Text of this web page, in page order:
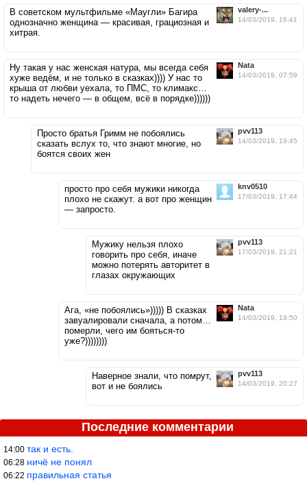
valery-...
14/03/2019, 16:41
В советском мультфильме «Маугли» Багира
однозначно женщина — красивая, грациозная и
хитрая.
Nata
14/03/2019, 07:59
Ну такая у нас женская натура, мы всегда себя
хуже ведём, и не только в сказках)))) У нас то
крыша от любви уехала, то ПМС, то климакс…
то надеть нечего — в общем, всё в порядке))))))
pvv113
14/03/2019, 19:45
Просто братья Гримм не побоялись
сказать вслух то, что знают многие, но
боятся своих жен
knv0510
17/03/2019, 17:44
просто про себя мужики никогда
плохо не скажут. а вот про женщин
— запросто.
pvv113
17/03/2019, 21:21
Мужику нельзя плохо
говорить про себя, иначе
можно потерять авторитет в
глазах окружающих
Nata
14/03/2019, 19:50
Ага, «не побоялись»))))) В сказках
завуалировали сначала, а потом…
померли, чего им бояться-то
уже?))))))))
pvv113
14/03/2019, 20:27
Наверное знали, что помрут,
вот и не боялись
Последние комментарии
14:00 так и есть.
06:28 ничё не понял
06:22 правильная статья